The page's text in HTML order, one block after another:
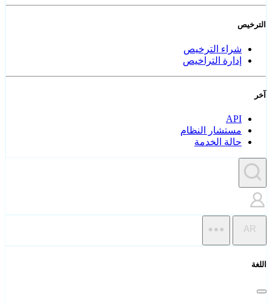
الترخيص
شراء الترخيص
إدارة التراخيص
آخر
API
مستشار النظام
حالة الخدمة
AR
اللغة